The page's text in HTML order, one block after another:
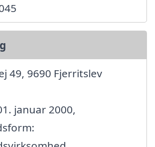
49, 9690 Fjerritslev
januar 2000,